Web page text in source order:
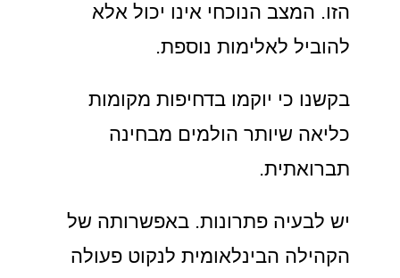
הזו. המצב הנוכחי אינו יכול אלא
להוביל לאלימות נוספת.
בקשנו כי יוקמו בדחיפות מקומות
כליאה שיותר הולמים מבחינה
תברואתית.
יש לבעיה פתרונות. באפשרותה של
הקהילה הבינלאומית לנקוט פעולה